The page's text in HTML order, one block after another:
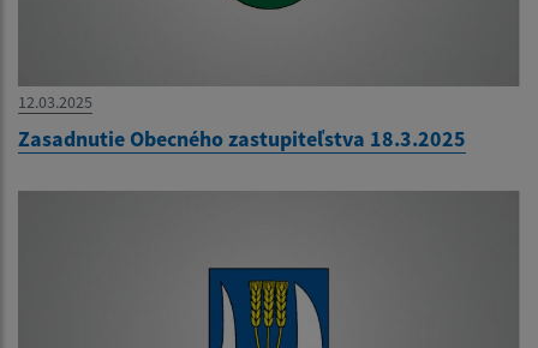
12.03.2025
Zasadnutie Obecného zastupiteľstva 18.3.2025